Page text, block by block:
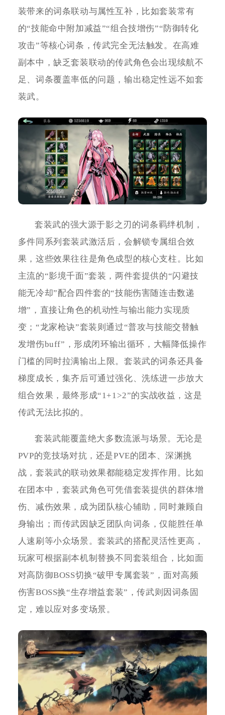
装带来的词条联动与属性互补，比如套装常有
的“技能命中附加减益”“组合技增伤”“防御转化
攻击”等核心词条，传武完全无法触发。在高难
副本中，缺乏套装联动的传武角色会出现续航不
足、词条覆盖率低的问题，输出稳定性远不如套
装武。
套装武的强大源于影之刃的词条羁绊机制，
多件同系列套装武激活后，会解锁专属组合效
果，这些效果往往是角色成型的核心支柱。比如
主流的“影境千面”套装，两件套提供的“闪避技
能无冷却”配合四件套的“技能伤害随连击数递
增”，直接让角色的机动性与输出能力实现质
变；“龙家枪诀”套装则通过“普攻与技能交替触
发增伤buff”，形成闭环输出循环，大幅降低操作
门槛的同时拉满输出上限。套装武的词条还具备
梯度成长，集齐后可通过强化、洗练进一步放大
组合效果，最终形成“1+1>2”的实战收益，这是
传武无法比拟的。
套装武能覆盖绝大多数流派与场景。无论是
PVP的竞技场对抗，还是PVE的团本、深渊挑
战，套装武的联动效果都能稳定发挥作用。比如
在团本中，套装武角色可凭借套装提供的群体增
伤、减伤效果，成为团队核心辅助，同时兼顾自
身输出；而传武因缺乏团队向词条，仅能胜任单
人速刷等小众场景。套装武的搭配灵活性更高，
玩家可根据副本机制替换不同套装组合，比如面
对高防御BOSS切换“破甲专属套装”，面对高频
伤害BOSS换“生存增益套装”，传武则因词条固
定，难以应对多变场景。